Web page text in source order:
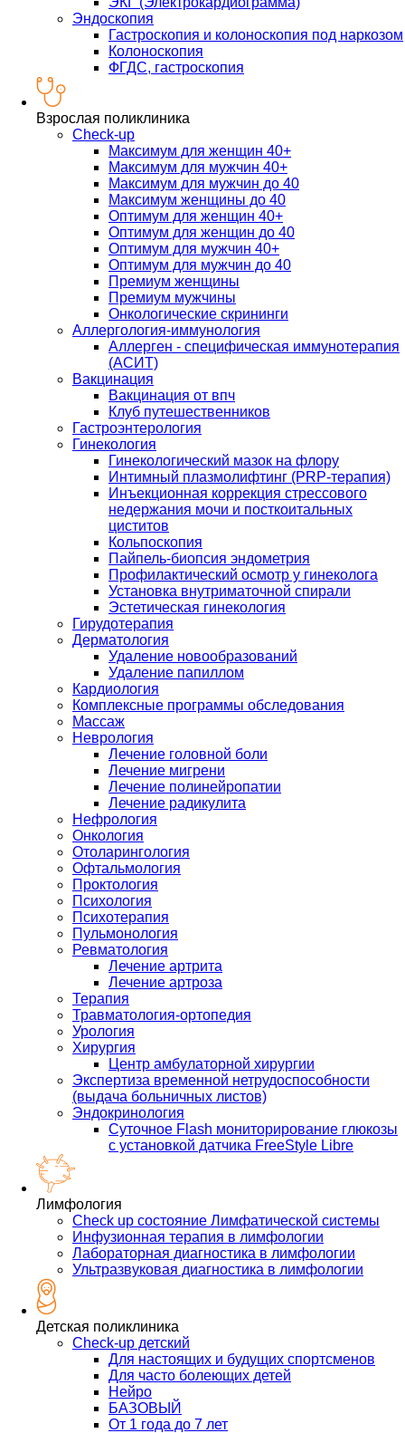
Эндоскопия
Гастроскопия и колоноскопия под наркозом
Колоноскопия
ФГДС, гастроскопия
Взрослая поликлиника
Check-up
Максимум для женщин 40+
Максимум для мужчин 40+
Максимум для мужчин до 40
Максимум женщины до 40
Оптимум для женщин 40+
Оптимум для женщин до 40
Оптимум для мужчин 40+
Оптимум для мужчин до 40
Премиум женщины
Премиум мужчины
Онкологические скрининги
Аллергология-иммунология
Аллерген - специфическая иммунотерапия
(АСИТ)
Вакцинация
Вакцинация от впч
Клуб путешественников
Гастроэнтерология
Гинекология
Гинекологический мазок на флору
Интимный плазмолифтинг (PRP-терапия)
Инъекционная коррекция стрессового
недержания мочи и посткоитальных
циститов
Кольпоскопия
Пайпель-биопсия эндометрия
Профилактический осмотр у гинеколога
Установка внутриматочной спирали
Эстетическая гинекология
Гирудотерапия
Дерматология
Удаление новообразований
Удаление папиллом
Кардиология
Комплексные программы обследования
Массаж
Неврология
Лечение головной боли
Лечение мигрени
Лечение полинейропатии
Лечение радикулита
Нефрология
Онкология
Отоларингология
Офтальмология
Проктология
Психология
Психотерапия
Пульмонология
Ревматология
Лечение артрита
Лечение артроза
Терапия
Травматология-ортопедия
Урология
Хирургия
Центр амбулаторной хирургии
Экспертиза временной нетрудоспособности
(выдача больничных листов)
Эндокринология
Суточное Flash мониторирование глюкозы
с установкой датчика FreeStyle Libre
Лимфология
Check up состояние Лимфатической системы
Инфузионная терапия в лимфологии
Лабораторная диагностика в лимфологии
Ультразвуковая диагностика в лимфологии
Детская поликлиника
Check-up детский
Для настоящих и будущих спортсменов
Для часто болеющих детей
Нейро
БАЗОВЫЙ
От 1 года до 7 лет